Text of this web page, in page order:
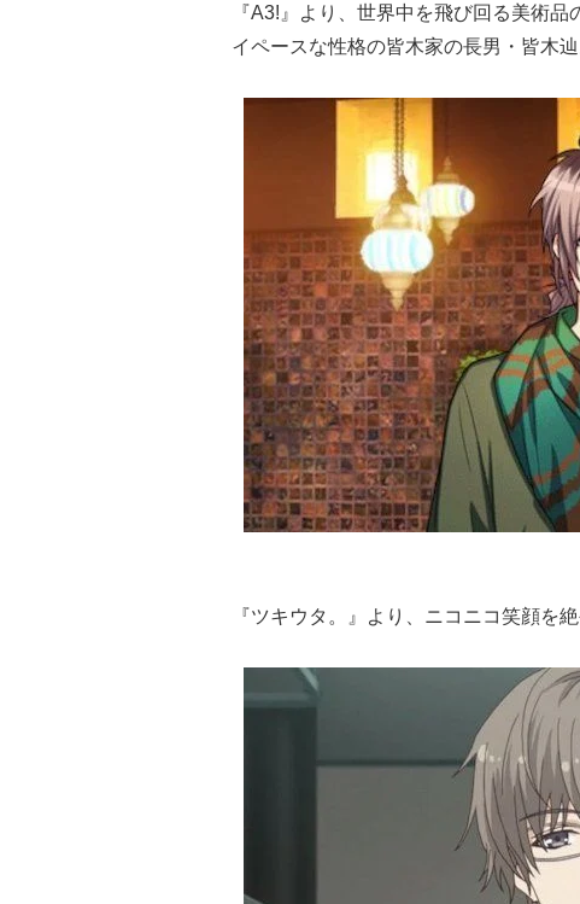
『A3!』より、世界中を飛び回る美術
イペースな性格の皆木家の長男・皆木辿
『ツキウタ。』より、ニコニコ笑顔を